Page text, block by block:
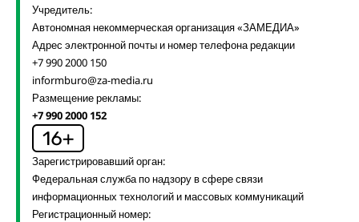
Учредитель:
Автономная некоммерческая организация «ЗАМЕДИА»
Адрес электронной почты и номер телефона редакции
+7 990 2000 150
informburo@za-media.ru
Размещение рекламы:
+7 990 2000 152
Зарегистрировавший орган:
Федеральная служба по надзору в сфере связи
информационных технологий и массовых коммуникаций
Регистрационный номер: